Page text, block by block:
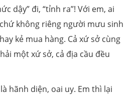
dậy” đi, “tỉnh ra”! Với em, ai
không riêng người mưu sinh
kẻ mua hàng. Cả xứ sở cùng
một xứ sở, cả địa cầu đều
hãnh diện, oai uy. Em thì lại